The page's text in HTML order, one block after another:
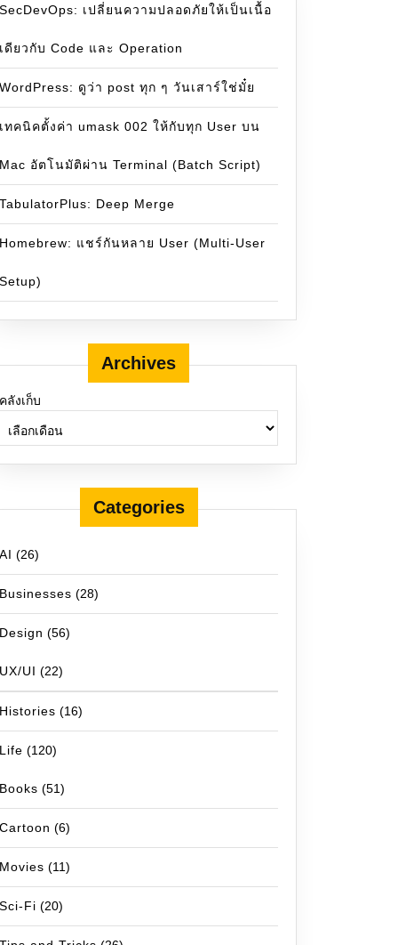
SecDevOps: เปลี่ยนความปลอดภัยให้เป็นเนื้อ
เดียวกับ Code และ Operation
WordPress: ดูว่า post ทุก ๆ วันเสาร์ใช่มั๋ย
เทคนิคตั้งค่า umask 002 ให้กับทุก User บน
Mac อัตโนมัติผ่าน Terminal (Batch Script)
TabulatorPlus: Deep Merge
Homebrew: แชร์กันหลาย User (Multi-User
Setup)
Archives
คลังเก็บ
Categories
AI (26)
Businesses (28)
Design (56)
UX/UI (22)
Histories (16)
Life (120)
Books (51)
Cartoon (6)
Movies (11)
Sci-Fi (20)